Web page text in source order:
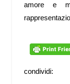
amore e
condividi: